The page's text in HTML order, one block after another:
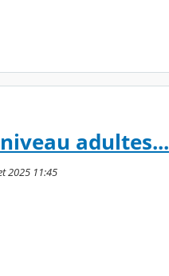
adultes...
2025 11:45